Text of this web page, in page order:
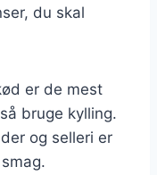
du skal
er de mest
bruge kylling.
og selleri er